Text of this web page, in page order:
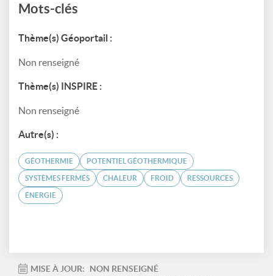
Mots-clés
Thème(s) Géoportail :
Non renseigné
Thème(s) INSPIRE :
Non renseigné
Autre(s) :
GÉOTHERMIE POTENTIEL GÉOTHERMIQUE
SYSTÈMES FERMÉS CHALEUR FROID RESSOURCES
ÉNERGIE
MISE À JOUR:
NON RENSEIGNÉ